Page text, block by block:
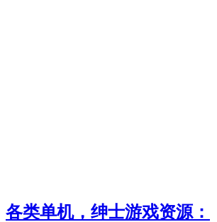
各类单机，绅士游戏资源：